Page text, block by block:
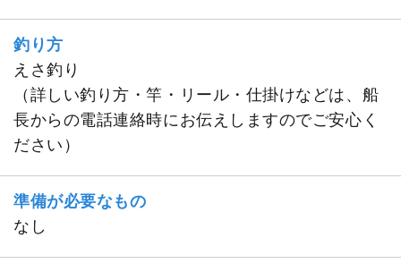
釣り方
えさ釣り
（詳しい釣り方・竿・リール・仕掛けなどは、船
長からの電話連絡時にお伝えしますのでご安心く
ださい）
準備が必要なもの
なし